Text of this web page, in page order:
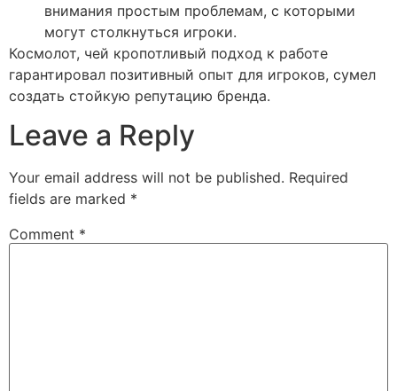
внимания простым проблемам, с которыми
могут столкнуться игроки.
Космолот, чей кропотливый подход к работе
гарантировал позитивный опыт для игроков, сумел
создать стойкую репутацию бренда.
Leave a Reply
Your email address will not be published. Required
fields are marked *
Comment *